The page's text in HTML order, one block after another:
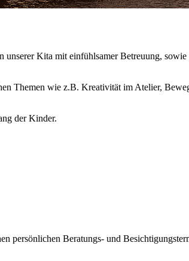
Kita mit einfühlsamer Betreuung,
Themen wie z.B. Kreativität im Atelier,
der Kinder.
persönlichen Beratungs- und